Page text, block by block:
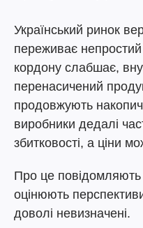
Український ринок
переживає
кордону слабшає,
перенасичений
продовжують
виробники дедалі
збитковості, а ціни
Про це повідомляють
оцінюють
доволі невизначені.